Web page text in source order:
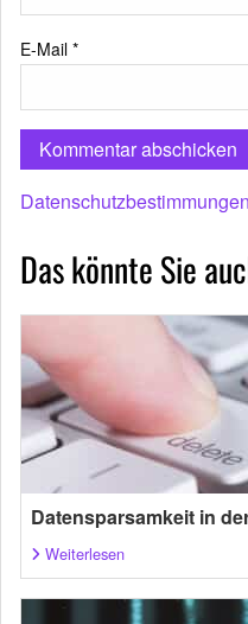
E-Mail *
Datenschutzbestimmungen
Das könnte Sie
Datensparsamkeit in
Weiterlesen